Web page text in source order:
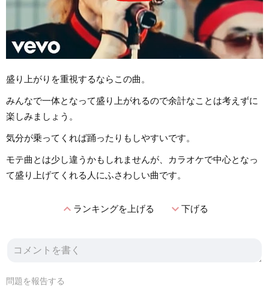
盛り上がりを重視するならこの曲。
みんなで一体となって盛り上がれるので余計なことは考えずに
楽しみましょう。
気分が乗ってくれば踊ったりもしやすいです。
モテ曲とは少し違うかもしれませんが、カラオケで中心となっ
て盛り上げてくれる人にふさわしい曲です。
expand_lessランキングを上げる expand_more下げる
問題を報告する